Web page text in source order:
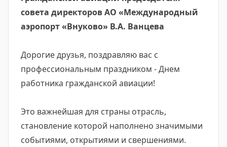
совета директоров АО «Международный
аэропорт «Внуково» В.А. Ванцева
Дорогие друзья, поздравляю вас с
профессиональным праздником - Днем
работника гражданской авиации!
Это важнейшая для страны отрасль,
становление которой наполнено значимыми
событиями, открытиями и свершениями.